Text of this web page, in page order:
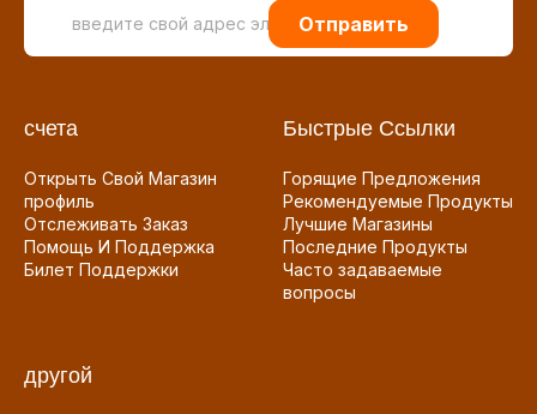
Отправить
счета
Открыть Свой Магазин
профиль
Отслеживать Заказ
Помощь И Поддержка
Билет Поддержки
Быстрые Ссылки
Горящие Предложения
Рекомендуемые Продукты
Лучшие Магазины
Последние Продукты
Часто задаваемые
вопросы
другой